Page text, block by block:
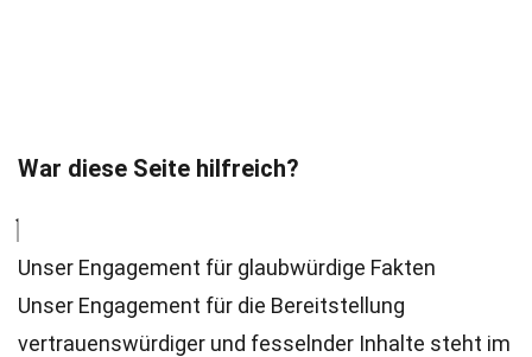
War diese Seite hilfreich?
Unser Engagement für glaubwürdige Fakten
Unser Engagement für die Bereitstellung
vertrauenswürdiger und fesselnder Inhalte steht im